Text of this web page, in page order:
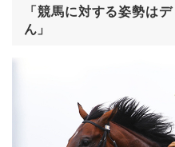
「競馬に対する姿勢は
ん」